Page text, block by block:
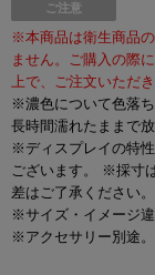
ご注意
※本商品は衛生商品
ません。ご購入の際
上で、ご注文いただ
※濃色について色落
長時間濡れたままで
※ディスプレイの特
ございます。 ※採寸
差はご了承ください。
※サイズ・イメージ違
※アクセサリー別途。